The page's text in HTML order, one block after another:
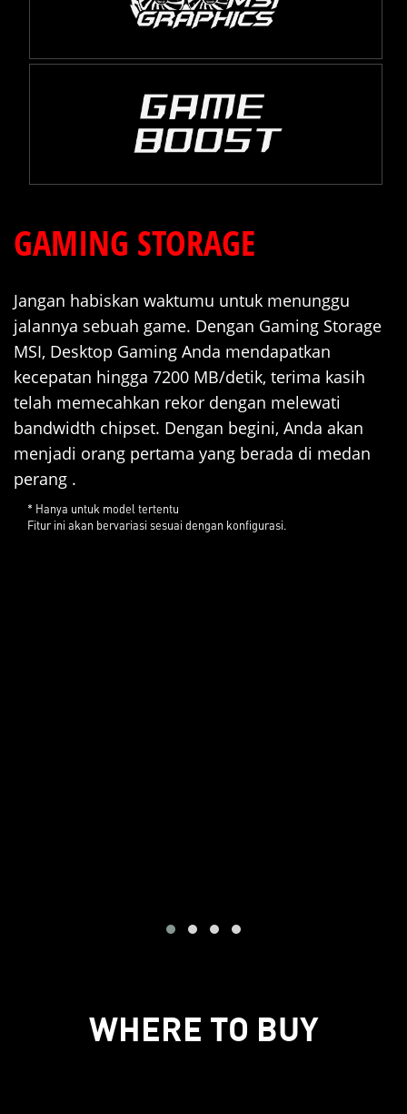
GAMING STORAGE
Jangan habiskan waktumu untuk menunggu
jalannya sebuah game. Dengan Gaming Storage
MSI, Desktop Gaming Anda mendapatkan
kecepatan hingga 7200 MB/detik, terima kasih
telah memecahkan rekor dengan melewati
bandwidth chipset. Dengan begini, Anda akan
menjadi orang pertama yang berada di medan
perang .
* Hanya untuk model tertentu
Fitur ini akan bervariasi sesuai dengan konfigurasi.
WHERE TO BUY